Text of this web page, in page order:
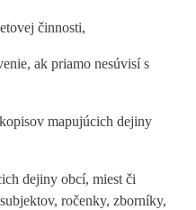
činnosti,
ak priamo nesúvisí s
mapujúcich dejiny
dejiny obcí, miest či
ročenky, zborníky,